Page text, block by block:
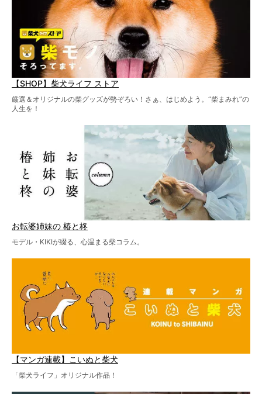
【SHOP】柴犬ライフ ストア
厳選＆オリジナルの柴グッズが勢ぞろい！さぁ、はじめよう。“柴まみれ”の
人生を！
お転婆姉妹の 椿と柊
モデル・KIKIが綴る、心温まる柴コラム。
【マンガ連載】こいぬと柴犬
「柴犬ライフ」オリジナル作品！